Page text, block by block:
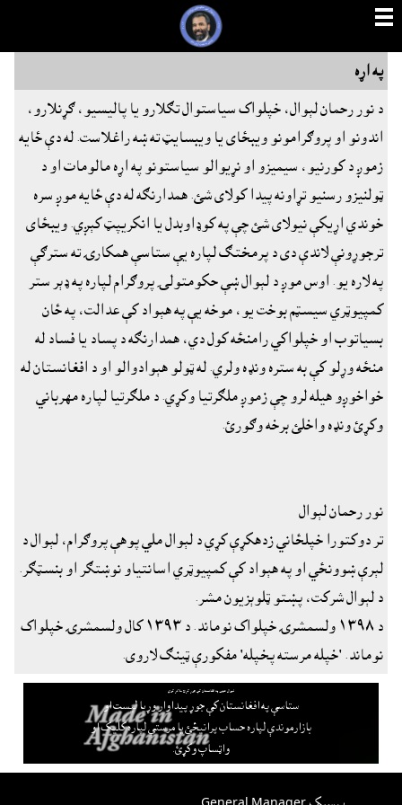
په اړه
د نور رحمان لېوال، خپلواک سياستوال تګلارو يا پاليسيو، ګړنلارو،
اندونو او پروګرامونو ويبځاى يا ويبسايټ ته ښه راغلاست. له دې ځايه
زموږ د کورنيو، سيميزو او نړيوالو سياستونو په اړه مالومات او د
ټولنيزو رسنيو تړاونه پيدا کولاى شئ. همدارنګه له دې ځايه موږ سره
خوندي اړيکې نيولاى شئ چې په کوډاوبدل يا انکريپټ کېږي. ويبځاى
ترجوړونې لاندې دى د پرمختګ لپاره يې ستاسې همکارۍ ته سترګې
په لاره يو. اوس موږ د لېوال ښې حکومتولۍ پروګرام لپاره په ډېر ستر
کمپيوټري سيسټم بوخت يو، موخه يې په هېواد کې عدالت، په ځان
بسياتوب او خپلواکي رامنځه کول دي، همدارنګه د پساد يا فساد له
منځه وړلو کې به ستره ونډه ولري. له ټولو هېوادوالو او د افغانستان له
خواخوږو هيله لرو چې زموږ ملګرتيا وکړي. د ملګرتيا لپاره مهرباني
وکړئ ونډه واخلئ برخه وګورئ.
نور رحمان لېوال
تر دوکتورا خپلځاني زدهکړې کړي د لېوال ملي پوهې پروګرام، لېوال د
لېرې ښوونځي او په هېواد کې کمپيوټري اسانتياو نوښتګر او بنسټګر.
د لېوال شرکت، پښتو ټلوېزيون مشر.
د ١٣٩٨ ولسمشرۍ خپلواک نوماند. د ١٣٩٣ کال ولسمشرۍ خپلواک
نوماند. 'خپله مرسته پخپله' مفکورې ټينګ لاروى.
لېوال هټۍ په افغانستان کې جوړ کړئ ملاتړ کوي
ستاسې په افغانستان کې جوړ پيداوار وړيا ليست او
بازارموندې لپاره حساب پرانيځئ يا مرستې لپاره کليک او
واټساپ وکړئ.